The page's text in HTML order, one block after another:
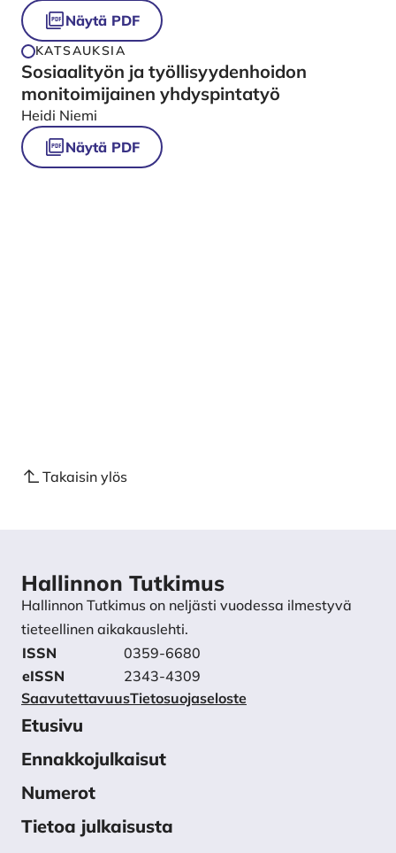
Näytä PDF
KATSAUKSIA
Sosiaalityön ja työllisyydenhoidon
monitoimijainen yhdyspintatyö
Heidi Niemi
Näytä PDF
Takaisin ylös
Hallinnon Tutkimus
Hallinnon Tutkimus on neljästi vuodessa ilmestyvä
tieteellinen aikakauslehti.
ISSN
0359-6680
eISSN
2343-4309
SaavutettavuusTietosuojaseloste
Etusivu
Ennakkojulkaisut
Numerot
Tietoa julkaisusta